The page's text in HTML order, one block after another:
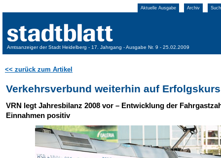
Aktuelle Ausgabe Archiv
Amtsanzeiger der Stadt Heidelberg - 17. Jahrgang - Ausgabe Nr. 9 - 25.02.2009
<< zurück zum Artikel
Verkehrsverbund weiterhin auf Erfolgskurs
VRN legt Jahresbilanz 2008 vor – Entwicklung der
Einnahmen positiv